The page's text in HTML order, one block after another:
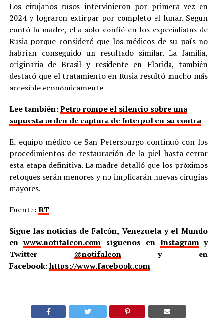
Los cirujanos rusos intervinieron por primera vez en
2024 y lograron extirpar por completo el lunar. Según
contó la madre, ella solo confió en los especialistas de
Rusia porque consideró que los médicos de su país no
habrían conseguido un resultado similar. La familia,
originaria de Brasil y residente en Florida, también
destacó que el tratamiento en Rusia resultó mucho más
accesible económicamente.
Lee también:Petro rompe el silencio sobre una
supuesta orden de captura de Interpol en su contra
El equipo médico de San Petersburgo continuó con los
procedimientos de restauración de la piel hasta cerrar
esta etapa definitiva. La madre detalló que los próximos
retoques serán menores y no implicarán nuevas cirugías
mayores.
Fuente: RT
Sigue las noticias de Falcón, Venezuela y el Mundo
enwww.notifalcon.com síguenos en Instagramy
Twitter @notifalcony en
Facebook:https://www.facebook.com